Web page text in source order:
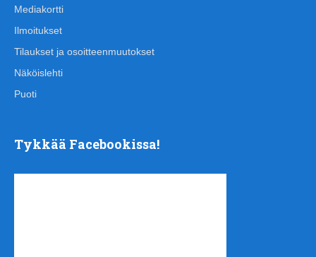
Mediakortti
Ilmoitukset
Tilaukset ja osoitteenmuutokset
Näköislehti
Puoti
Tykkää Facebookissa!